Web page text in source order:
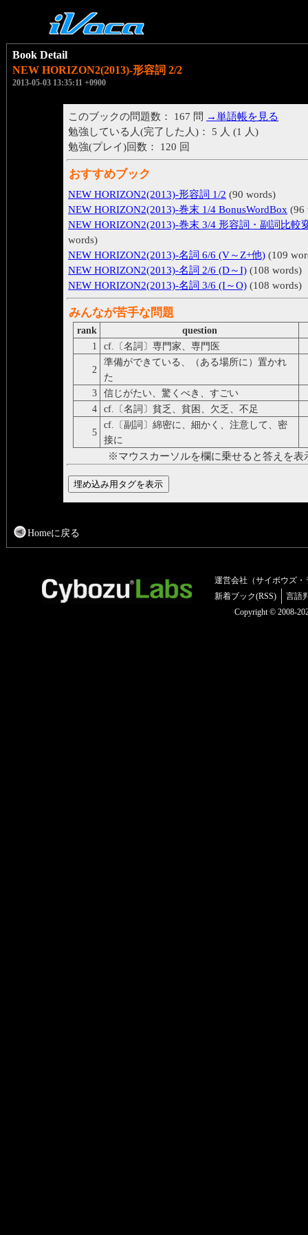
Book Detail
NEW HORIZON2(2013)-形容詞 2/2
2013-05-03 13:35:11 +0900
このブックの問題数： 167 問 →単語帳を見る
勉強している人(完了した人)： 5 人 (1 人)
勉強(プレイ)回数： 120 回
おすすめブック
NEW HORIZON2(2013)-形容詞 1/2 (90 words)
NEW HORIZON2(2013)-巻末 1/4 BonusWordBox (96
NEW HORIZON2(2013)-巻末 3/4 形容詞・副詞比較
words)
NEW HORIZON2(2013)-名詞 6/6 (V～Z+他) (109
NEW HORIZON2(2013)-名詞 2/6 (D～I) (108 words)
NEW HORIZON2(2013)-名詞 3/6 (I～O) (108 words)
みんなが苦手な問題
rank
question
1
cf.〔名詞〕専門家、専門医
2
準備ができている、（ある場所に）置かれ
た
3 信じがたい、驚くべき、すごい
4
cf.〔名詞〕貧乏、貧困、欠乏、不足
5
cf.〔副詞〕綿密に、細かく、注意して、密
接に
※マウスカーソルを欄に乗せると答えを表
Homeに戻る
運営会社（サイボウズ・
新着ブック(RSS)
言語
Copyright © 2008-